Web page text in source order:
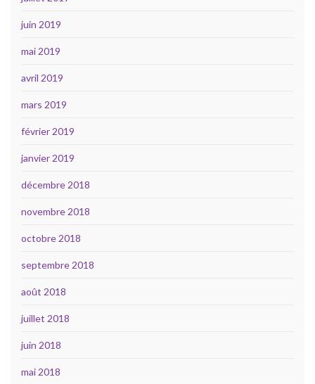
juin 2019
mai 2019
avril 2019
mars 2019
février 2019
janvier 2019
décembre 2018
novembre 2018
octobre 2018
septembre 2018
août 2018
juillet 2018
juin 2018
mai 2018